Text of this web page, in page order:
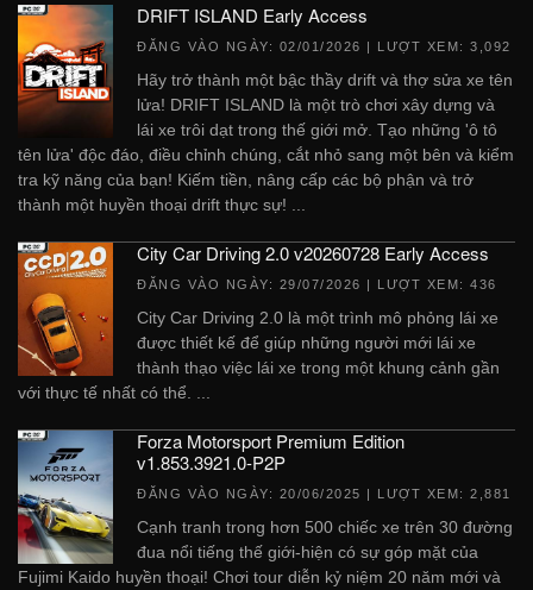
DRIFT ISLAND Early Access
ĐĂNG VÀO NGÀY: 02/01/2026 | LƯỢT XEM: 3,092
Hãy trở thành một bậc thầy drift và thợ sửa xe tên
lửa! DRIFT ISLAND là một trò chơi xây dựng và
lái xe trôi dạt trong thế giới mở. Tạo những 'ô tô
tên lửa' độc đáo, điều chỉnh chúng, cắt nhỏ sang một bên và kiểm
tra kỹ năng của bạn! Kiếm tiền, nâng cấp các bộ phận và trở
thành một huyền thoại drift thực sự! ...
City Car Driving 2.0 v20260728 Early Access
ĐĂNG VÀO NGÀY: 29/07/2026 | LƯỢT XEM: 436
City Car Driving 2.0 là một trình mô phỏng lái xe
được thiết kế để giúp những người mới lái xe
thành thạo việc lái xe trong một khung cảnh gần
với thực tế nhất có thể. ...
Forza Motorsport Premium Edition
v1.853.3921.0-P2P
ĐĂNG VÀO NGÀY: 20/06/2025 | LƯỢT XEM: 2,881
Cạnh tranh trong hơn 500 chiếc xe trên 30 đường
đua nổi tiếng thế giới-hiện có sự góp mặt của
Fujimi Kaido huyền thoại! Chơi tour diễn kỷ niệm 20 năm mới và